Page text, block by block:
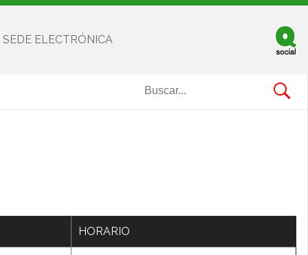
SEDE ELECTRÓNICA
HORARIO